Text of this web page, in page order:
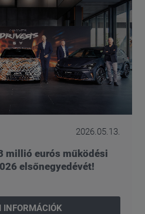
2026.05.13.
millió eurós működési
elsőnegyedévét!
INFORMÁCIÓK